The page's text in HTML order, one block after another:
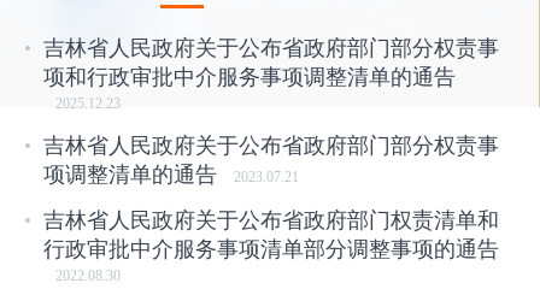
吉林省人民政府关于公布省政府部门部分权责事
项和行政审批中介服务事项调整清单的通告
2025.12.23
吉林省人民政府关于公布省政府部门部分权责事
项调整清单的通告
2023.07.21
吉林省人民政府关于公布省政府部门权责清单和
行政审批中介服务事项清单部分调整事项的通告
2022.08.30